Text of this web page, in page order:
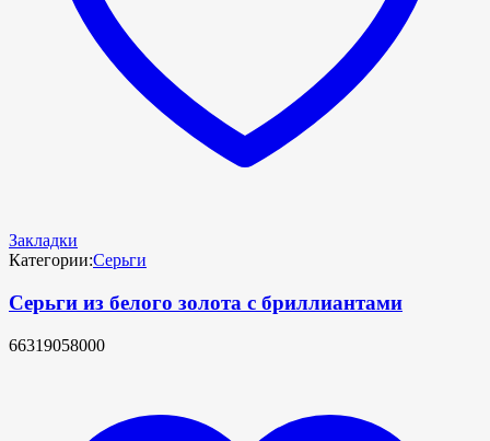
Закладки
Категории:Серьги
Серьги из белого золота с бриллиантами
66319058000